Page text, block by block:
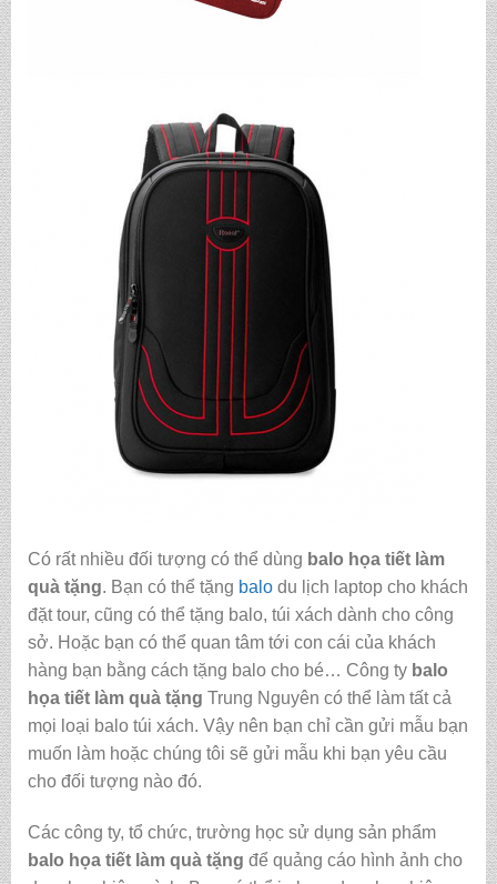
Có rất nhiều đối tượng có thể dùng balo họa tiết làm
quà tặng. Bạn có thể tặng balodu lịch laptop cho khách
đặt tour, cũng có thể tặng balo, túi xách dành cho công
sở. Hoặc bạn có thể quan tâm tới con cái của khách
hàng bạn bằng cách tặng balo cho bé… Công ty balo
họa tiết làm quà tặng Trung Nguyên có thể làm tất cả
mọi loại balo túi xách. Vậy nên bạn chỉ cần gửi mẫu bạn
muốn làm hoặc chúng tôi sẽ gửi mẫu khi bạn yêu cầu
cho đối tượng nào đó.
Các công ty, tổ chức, trường học sử dụng sản phẩm
balo họa tiết làm quà tặng để quảng cáo hình ảnh cho